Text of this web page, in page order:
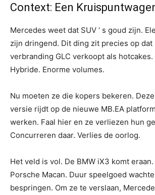
Context: Een
Mercedes weet dat SUV ‘ s goud zijn.
zijn dringend. Dit ding zit precies op dat
verbranding GLC verkoopt als
Hybride. Enorme volumes.
Nu moeten ze die kopers bekeren.
versie rijdt op de nieuwe MB.EA
werken. Faal hier en ze verliezen hun
Concurreren daar. Verlies de oorlog.
Het veld is vol. De BMW iX3 komt eraan.
Porsche Macan. Duur speelgoed
bespringen. Om ze te verslaan,